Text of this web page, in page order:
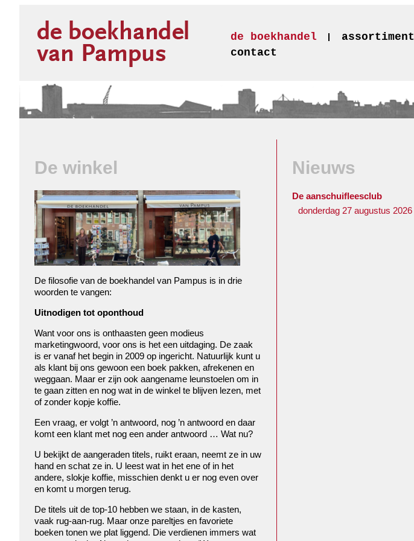
de boekhandel
assortiment
contact
De winkel
De filosofie van de boekhandel van Pampus is in drie
woorden te vangen:
Uitnodigen tot oponthoud
Want voor ons is onthaasten geen modieus
marketingwoord, voor ons is het een uitdaging. De zaak
is er vanaf het begin in 2009 op ingericht. Natuurlijk kunt u
als klant bij ons gewoon een boek pakken, afrekenen en
weggaan. Maar er zijn ook aangename leunstoelen om in
te gaan zitten en nog wat in de winkel te blijven lezen, met
of zonder kopje koffie.
Een vraag, er volgt ’n antwoord, nog ’n antwoord en daar
komt een klant met nog een ander antwoord … Wat nu?
U bekijkt de aangeraden titels, ruikt eraan, neemt ze in uw
hand en schat ze in. U leest wat in het ene of in het
andere, slokje koffie, misschien denkt u er nog even over
en komt u morgen terug.
De titels uit de top-10 hebben we staan, in de kasten,
vaak rug-aan-rug. Maar onze pareltjes en favoriete
boeken tonen we plat liggend. Die verdienen immers wat
Nieuws
De aanschuifleesclub
donderdag 27 augustus 2026